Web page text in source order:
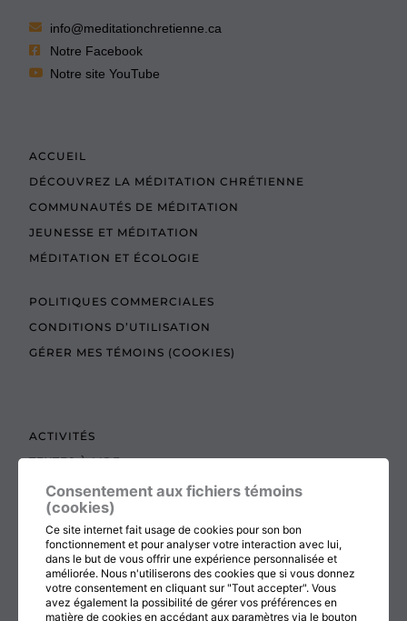
info@meditationchretienne.ca
Notre Facebook
Notre site YouTube
ACCUEIL
DÉCOUVREZ LA MÉDITATION CHRÉTIENNE
COMMUNAUTÉS DE MÉDITATION
JEUNESSE ET MÉDITATION
MÉDITATION ET ÉCOLOGIE
POLITIQUES COMMERCIALES
CONDITIONS D’UTILISATION
GÉRER MES TÉMOINS (COOKIES)
ACTIVITÉS
TEXTES À LIRE
ADMINISTRATION
BOUTIQUE
COTISATION, RENOUVELLEMENT ET ÉCHOS
DON
CONTACTEZ-NOUS
Consentement aux fichiers témoins
(cookies)
Ce site internet fait usage de cookies pour son bon
fonctionnement et pour analyser votre interaction avec lui,
dans le but de vous offrir une expérience personnalisée et
améliorée. Nous n'utiliserons des cookies que si vous donnez
votre consentement en cliquant sur "Tout accepter". Vous
avez également la possibilité de gérer vos préférences en
matière de cookies en accédant aux paramètres via le bouton